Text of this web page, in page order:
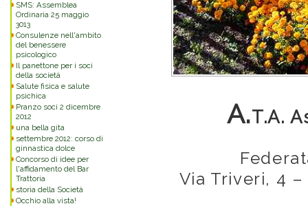
SMS: Assemblea
Ordinaria 25 maggio
3013
Consulenze nell'ambito
del benessere
psicologico
Il panettone per i soci
della società
Salute fisica e salute
psichica
Pranzo soci 2 dicembre
2012
una bella gita
settembre 2012: corso di
ginnastica dolce
Concorso di idee per
l'affidamento del Bar
Trattoria
storia della Società
Occhio alla vista!
A.T.A.
Via Triveri, 4 –